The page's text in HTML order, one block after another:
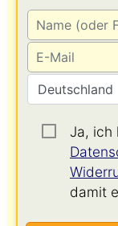
Ja, ich
damit